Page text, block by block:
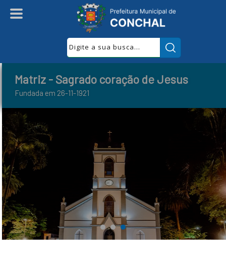
Matriz - Sagrado coração de Jesus
Fundada em 26-11-1921